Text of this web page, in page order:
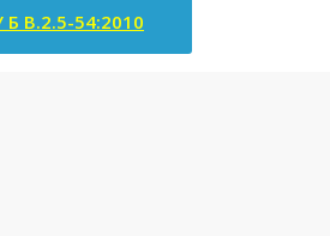
Б В.2.5-54:2010